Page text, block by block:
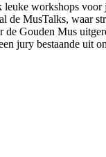
workshops voor
de MusTalks, waar
Gouden Mus
jury bestaande uit